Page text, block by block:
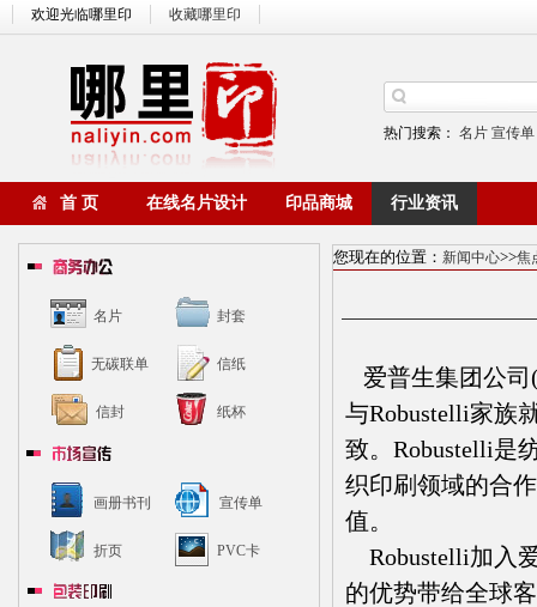
欢迎光临哪里印 收藏哪里印
热门搜索： 名片 宣传单
首 页 在线名片设计 印品商城 行业资讯
名片 封套
无碳联单 信纸
信封 纸杯
画册书刊 宣传单
折页 PVC卡
您现在的位置： 新闻中心>>焦
爱普生集团公司
与Robustelli家族
致。Robustelli是
织印刷领域的合
值。
Robustelli加入
的优势带给全球